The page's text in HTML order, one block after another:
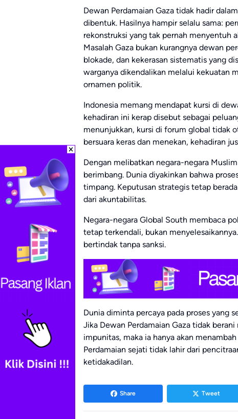
Dewan Perdamaian Gaza tidak hadir
dibentuk. Hasilnya hampir selalu sama:
rekonstruksi yang tak pernah menyentuh
Masalah Gaza bukan kurangnya dewan
blokade, dan kekerasan sistematis yang
warganya dikendalikan melalui kekuatan
ornamen politik.
Indonesia memang mendapat kursi di
kehadiran ini kerap disebut sebagai
menunjukkan, kursi di forum global tidak
bersuara keras dan menekan, kehadiran
Dengan melibatkan negara-negara
berimbang. Dunia diyakinkan bahwa
timpang. Keputusan strategis tetap
dari akuntabilitas.
Negara-negara Global South membaca
tetap terkendali, bukan
bertindak tanpa sanksi.
Dunia diminta percaya pada proses yang
Jika Dewan Perdamaian Gaza tidak
impunitas, maka ia hanya akan
Perdamaian sejati tidak lahir dari
ketidakadilan.
Share Tweet